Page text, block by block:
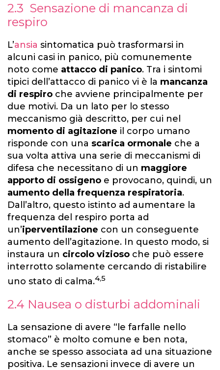
2.3 Sensazione di mancanza di
respiro
L’ansia sintomatica può trasformarsi in
alcuni casi in panico, più comunemente
noto come attacco di panico. Tra i sintomi
tipici dell’attacco di panico vi è la mancanza
di respiro che avviene principalmente per
due motivi. Da un lato per lo stesso
meccanismo già descritto, per cui nel
momento di agitazione il corpo umano
risponde con una scarica ormonale che a
sua volta attiva una serie di meccanismi di
difesa che necessitano di un maggiore
apporto di ossigeno e provocano, quindi, un
aumento della frequenza respiratoria.
Dall’altro, questo istinto ad aumentare la
frequenza del respiro porta ad
un’iperventilazione con un conseguente
aumento dell’agitazione. In questo modo, si
instaura un circolo vizioso che può essere
interrotto solamente cercando di ristabilire
uno stato di calma.4,5
2.4 Nausea o disturbi addominali
La sensazione di avere “le farfalle nello
stomaco” è molto comune e ben nota,
anche se spesso associata ad una situazione
positiva. Le sensazioni invece di avere un